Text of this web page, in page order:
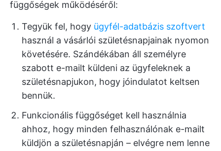
függőségek működéséről:
Tegyük fel, hogy ügyfél-adatbázis szoftvert
használ a vásárlói születésnapjainak nyomon
követésére. Szándékában áll személyre
szabott e-mailt küldeni az ügyfeleknek a
születésnapjukon, hogy jóindulatot keltsen
bennük.
Funkcionális függőséget kell használnia
ahhoz, hogy minden felhasználónak e-mailt
küldjön a születésnapján – elvégre nem lenne